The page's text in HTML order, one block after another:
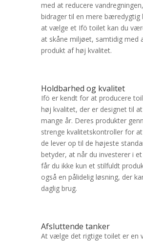
med at reducere
bidrager til en mere bæredygtig
at vælge et Ifö toilet kan du
at skåne miljøet, samtidig med
produkt af høj kvalitet.
Holdbarhed og kvalitet
Ifö er kendt for at producere
høj kvalitet, der er designet til
mange år. Deres produkter
strenge kvalitetskontroller for
de lever op til de højeste
betyder, at når du investerer i
får du ikke kun et stilfuldt
også en pålidelig løsning, der
daglig brug.
Afsluttende tanker
At vælge det rigtige toilet er en